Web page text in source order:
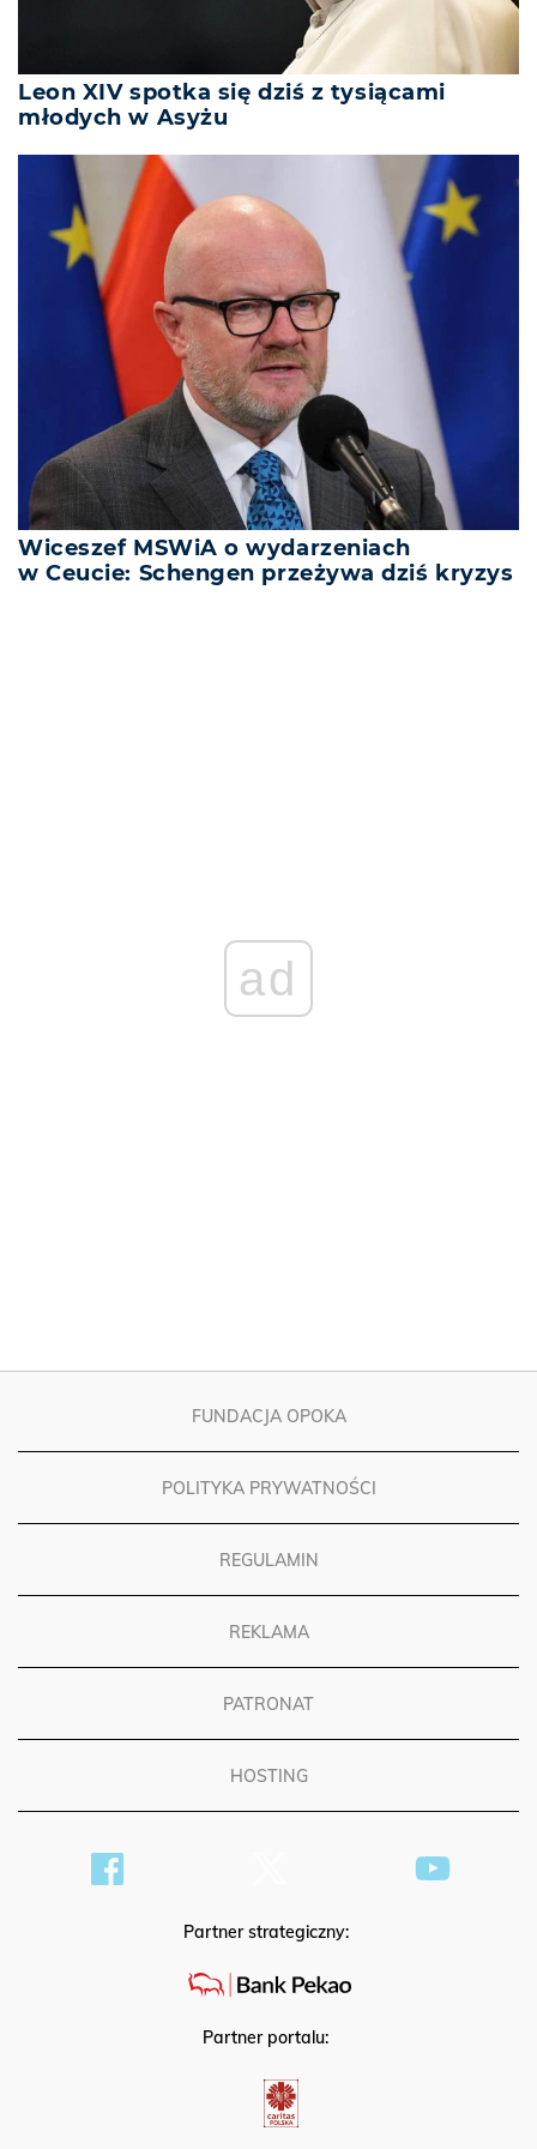
Leon XIV spotka się dziś z tysiącami
młodych w Asyżu
Wiceszef MSWiA o wydarzeniach
w Ceucie: Schengen przeżywa dziś kryzys
FUNDACJA OPOKA
POLITYKA PRYWATNOŚCI
REGULAMIN
REKLAMA
PATRONAT
HOSTING
Partner strategiczny:
Partner portalu: